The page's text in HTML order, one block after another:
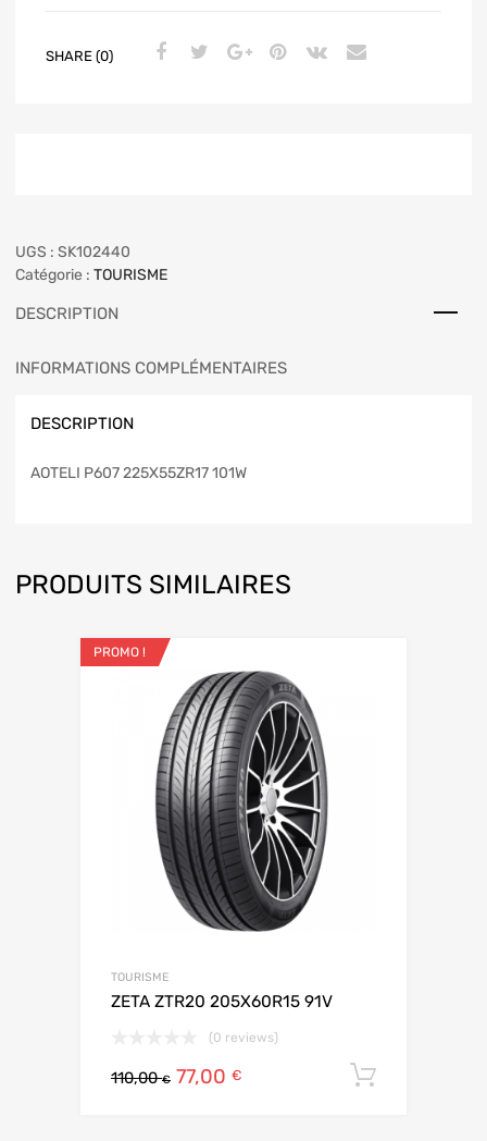
SHARE (0)
UGS : SK102440
Catégorie : TOURISME
DESCRIPTION
INFORMATIONS COMPLÉMENTAIRES
DESCRIPTION
AOTELI P607 225X55ZR17 101W
PRODUITS SIMILAIRES
PROMO !
TOURISME
ZETA ZTR20 205X60R15 91V
(0 reviews)
110,00€ 77,00 €